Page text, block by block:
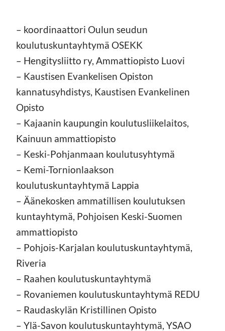
– koordinaattori Oulun seudun
koulutuskuntayhtymä OSEKK
– Hengitysliitto ry, Ammattiopisto Luovi
– Kaustisen Evankelisen Opiston
kannatusyhdistys, Kaustisen Evankelinen
Opisto
– Kajaanin kaupungin koulutusliikelaitos,
Kainuun ammattiopisto
– Keski-Pohjanmaan koulutusyhtymä
– Kemi-Tornionlaakson
koulutuskuntayhtymä Lappia
– Äänekosken ammatillisen koulutuksen
kuntayhtymä, Pohjoisen Keski-Suomen
ammattiopisto
– Pohjois-Karjalan koulutuskuntayhtymä,
Riveria
– Raahen koulutuskuntayhtymä
– Rovaniemen koulutuskuntayhtymä REDU
– Raudaskylän Kristillinen Opisto
– Ylä-Savon koulutuskuntayhtymä, YSAO